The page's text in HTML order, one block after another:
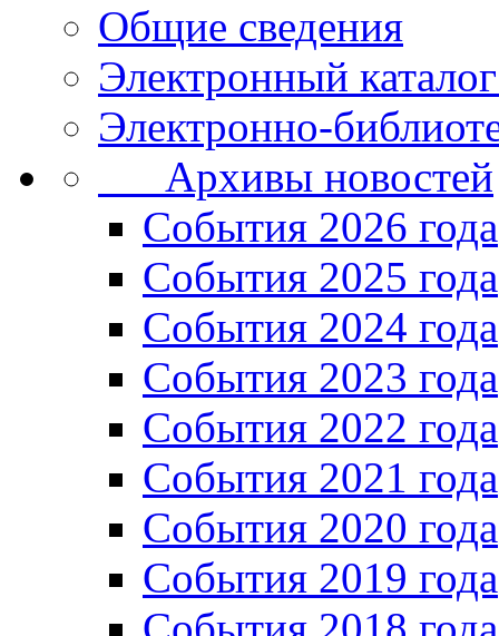
Общие сведения
Электронный
Электронно-
Архивы новостей
Cобытия 2026 года
События 2025 года
События 2024 года
События 2023 года
Cобытия 2022 года
Cобытия 2021 года
События 2020 года
События 2019 года